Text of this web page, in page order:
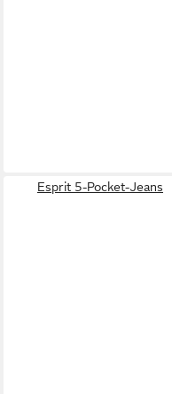
Esprit 5-Pocket-Jeans